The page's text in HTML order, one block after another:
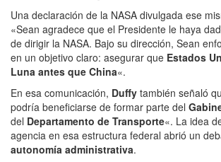
Una declaración de la NASA divulgada ese
«Sean agradece que el Presidente le haya
de dirigir la NASA. Bajo su dirección, Sean
en un objetivo claro: asegurar que Estados
Luna antes que China«.
En esa comunicación, Duffy también señaló
podría beneficiarse de formar parte del
del Departamento de Transporte«. La idea
agencia en esa estructura federal abrió un
autonomía administrativa.